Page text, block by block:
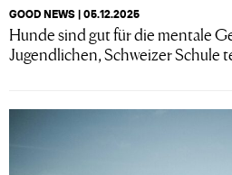
GOOD NEWS | 05.12.2025
Hunde sind gut für die mentale
Jugendlichen, Schweizer Schule